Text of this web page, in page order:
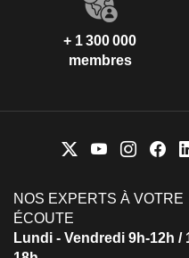
+ 1 300 000
membres
NOS EXPERTS À VOTRE
ÉCOUTE
Lundi - Vendredi 9h-12h /